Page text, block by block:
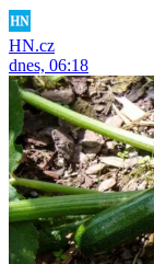
HN.cz
dnes, 06:18